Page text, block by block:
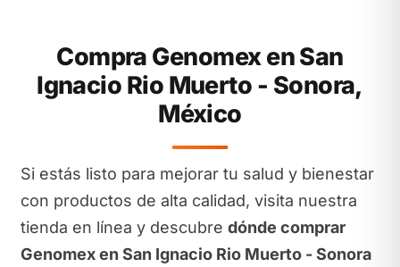
Compra Genomex en San
Ignacio Rio Muerto - Sonora,
México
Si estás listo para mejorar tu salud y bienestar
con productos de alta calidad, visita nuestra
tienda en línea y descubre dónde comprar
Genomex en San Ignacio Rio Muerto - Sonora